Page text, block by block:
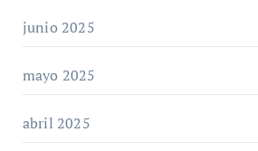
junio 2025
mayo 2025
abril 2025